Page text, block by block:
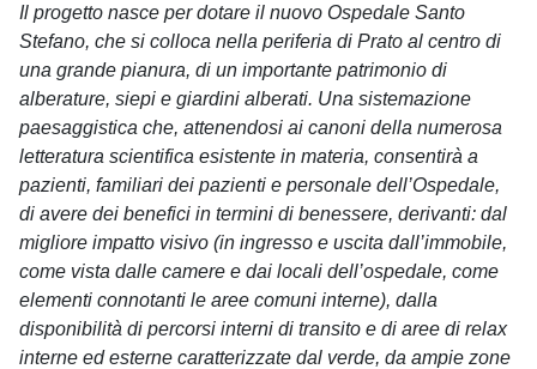
Il progetto nasce per dotare il nuovo Ospedale Santo
Stefano, che si colloca nella periferia di Prato al centro di
una grande pianura, di un importante patrimonio di
alberature, siepi e giardini alberati. Una sistemazione
paesaggistica che, attenendosi ai canoni della numerosa
letteratura scientifica esistente in materia, consentirà a
pazienti, familiari dei pazienti e personale dell’Ospedale,
di avere dei benefici in termini di benessere, derivanti: dal
migliore impatto visivo (in ingresso e uscita dall’immobile,
come vista dalle camere e dai locali dell’ospedale, come
elementi connotanti le aree comuni interne), dalla
disponibilità di percorsi interni di transito e di aree di relax
interne ed esterne caratterizzate dal verde, da ampie zone